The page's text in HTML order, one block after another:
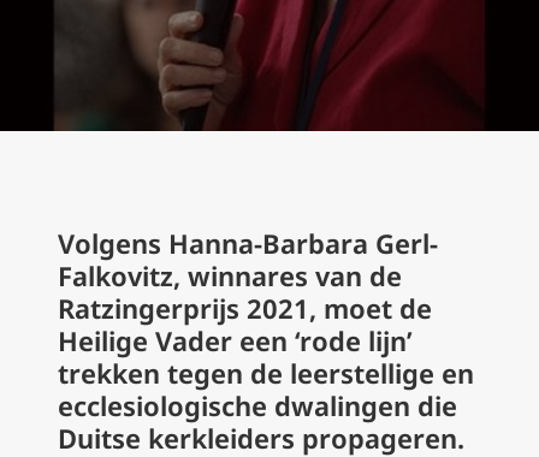
Volgens Hanna-Barbara Gerl-
Falkovitz, winnares van de
Ratzingerprijs 2021, moet de
Heilige Vader een ‘rode lijn’
trekken tegen de leerstellige en
ecclesiologische dwalingen die
Duitse kerkleiders propageren.